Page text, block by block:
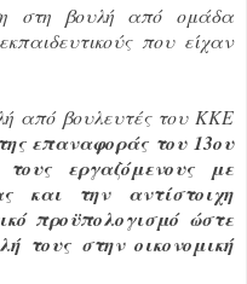
στη βουλή από ομάδα
που είχαν
από βουλευτές του ΚΚΕ
επαναφοράς του 13ου
εργαζόμενους με
και την αντίστοιχη
προϋπολογισμό ώστε
τους στην οικονομική